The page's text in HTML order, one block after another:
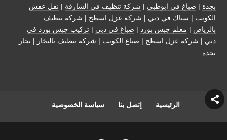
بجدة | صباغ في ابوظبي | شركة تنظيف في الشارقة | نقل عفش
الكويت | سباك في دبي | شركة عزل اسطح | شركة تنظيف
بالرياض | معلم جبس بورد | صباغ في دبي | تركيب جبس بورد في
دبي | شركة عزل اسطح | صباغ الكويت | شركة تنظيف بالبخار | نجار
بجدة
الرئيسية إتصل بنا سياسة الخصوصية